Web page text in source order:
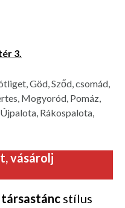
3.
Göd, Sződ, csomád,
Mogyoród, Pomáz,
Rákospalota,
vásárolj
társastánc stílus